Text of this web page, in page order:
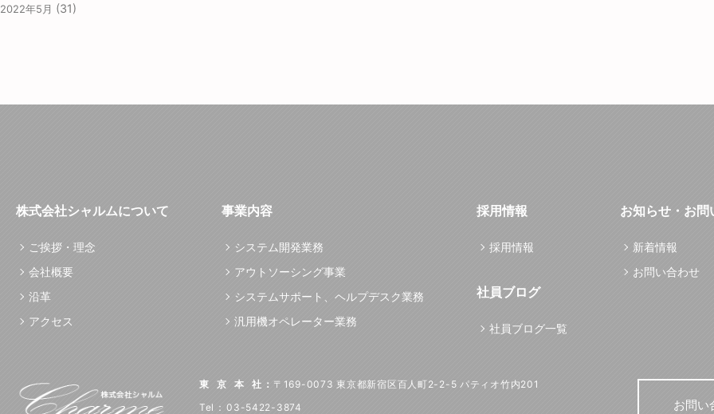
2022年5月 (31)
株式会社シャルムについて
ご挨拶・理念
会社概要
沿革
アクセス
事業内容
システム開発業務
アウトソーシング事業
システムサポート、ヘルプデスク業務
汎用機オペレーター業務
採用情報
採用情報
社員ブログ
社員ブログ一覧
お知らせ・お問
新着情報
お問い合わせ
東京本社 ： 〒169-0073 東京都新宿区百人町2-2-5 パティオ竹内201
Tel ： 03-5422-3874 お問い